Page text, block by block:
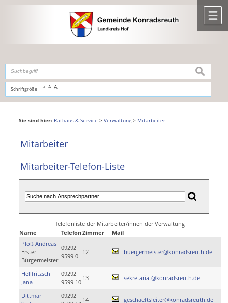
,zur Navigationoderzur Startseitespringen.
Schriftgröße A A A
suchen
Sie sind hier: Rathaus & Service > Verwaltung> Mitarbeiter
Mitarbeiter
Mitarbeiter-Telefon-Liste
Telefonliste der Mitarbeiter/innen der Verwaltung
Name
TelefonZimmer
Mail
Ploß Andreas
Erster
Bürgermeister
09292
9599-0
12 buergermeister@konradsreuth.de
Hellfritzsch
Jana
09292
9599-10
13 sekretariat@konradsreuth.de
Dittmar
09292
14 geschaeftsleiter@konradsreuth.de